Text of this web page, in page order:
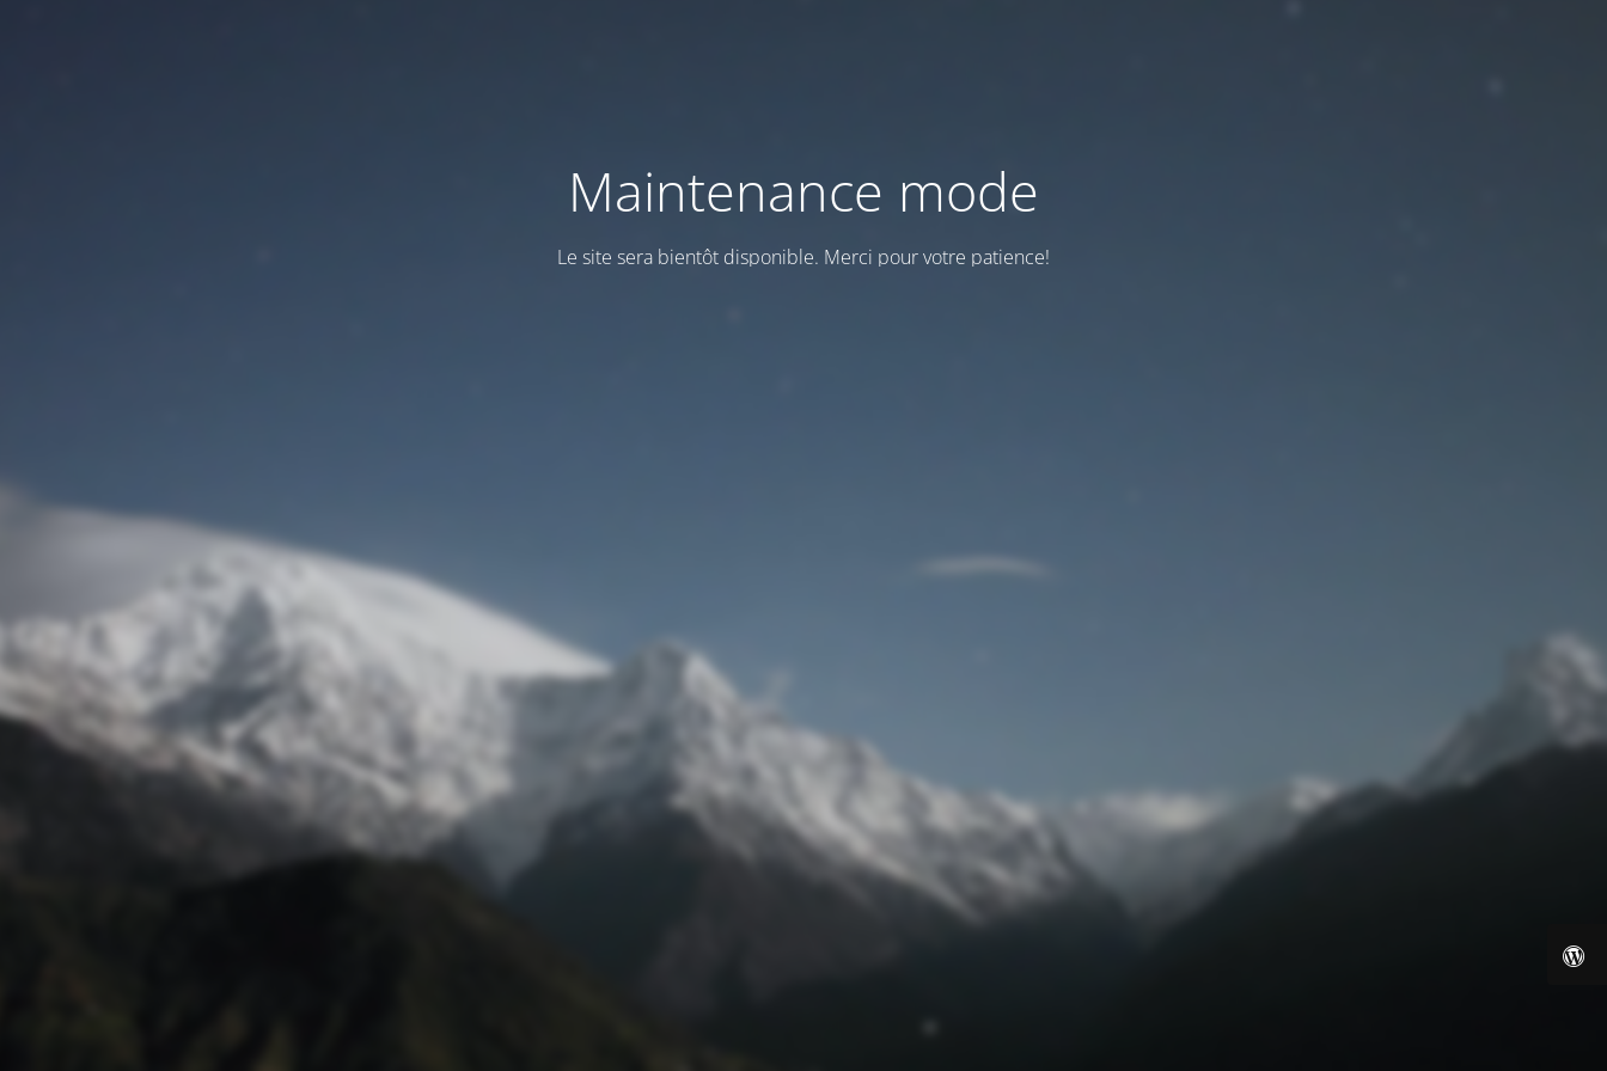
Maintenance mode
Le site sera bientôt disponible. Merci pour votre patience!